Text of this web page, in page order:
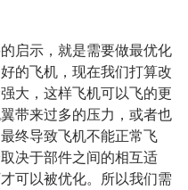
启示，就是需要做最优化
的飞机，现在我们打算改
大，这样飞机可以飞的更
带来过多的压力，或者也
终导致飞机不能正常飞
决于部件之间的相互适
可以被优化。所以我们需